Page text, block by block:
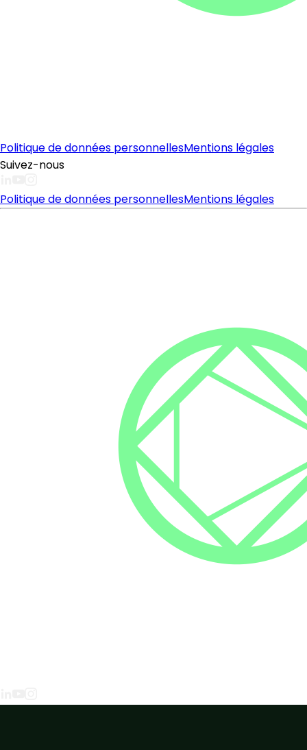
Politique de données personnellesMentions légales
Suivez-nous
Politique de données personnellesMentions légales